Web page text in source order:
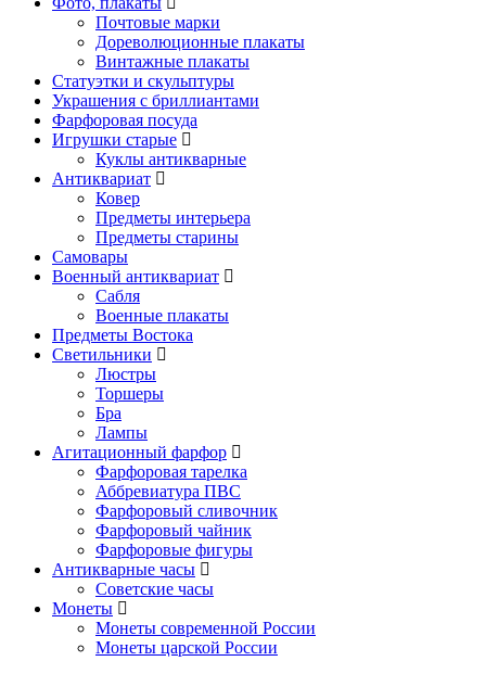
Почтовые марки
Дореволюционные плакаты
Винтажные плакаты
Статуэтки и скульптуры
Украшения с бриллиантами
Фарфоровая посуда
Игрушки старые
Куклы антикварные
Антиквариат
Ковер
Предметы интерьера
Предметы старины
Самовары
Военный антиквариат
Сабля
Военные плакаты
Предметы Востока
Светильники
Люстры
Торшеры
Бра
Лампы
Агитационный фарфор
Фарфоровая тарелка
Аббревиатура ПВС
Фарфоровый сливочник
Фарфоровый чайник
Фарфоровые фигуры
Антикварные часы
Советские часы
Монеты
Монеты современной России
Монеты царской России